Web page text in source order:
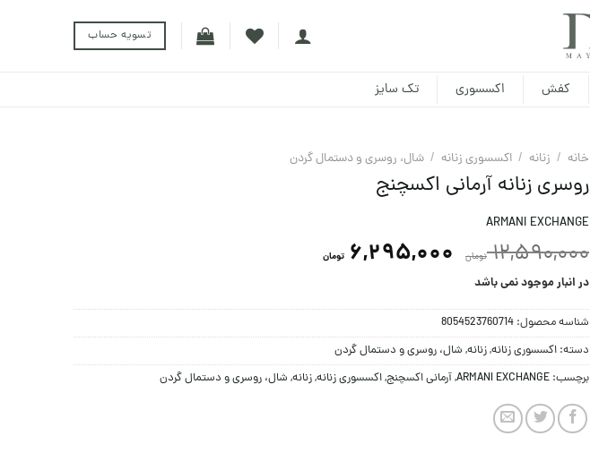
تسویه حساب
کفش اکسسوری تک سایز
خانه / زنانه / اکسسوری زنانه / شال، روسری و دستمال گردن
روسری زنانه آرمانی اکسچنج
ARMANI EXCHANGE
12,590,000 تومان 6,295,000 تومان
در انبار موجود نمی باشد
شناسه محصول: 8054523760714
دسته: اکسسوری زنانه,زنانه, شال، روسری و دستمال گردن
برچسب: ARMANI EXCHANGE
,آرمانی اکسچنج,اکسسوری زنانه,زنانه, شال، روسری و دستمال گردن